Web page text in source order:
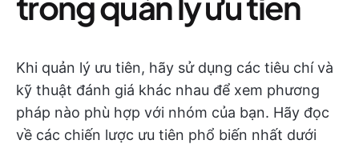
Khi quản lý ưu tiên, hãy sử dụng các tiêu chí và
kỹ thuật đánh giá khác nhau để xem phương
pháp nào phù hợp với nhóm của bạn. Hãy đọc
về các chiến lược ưu tiên phổ biến nhất dưới